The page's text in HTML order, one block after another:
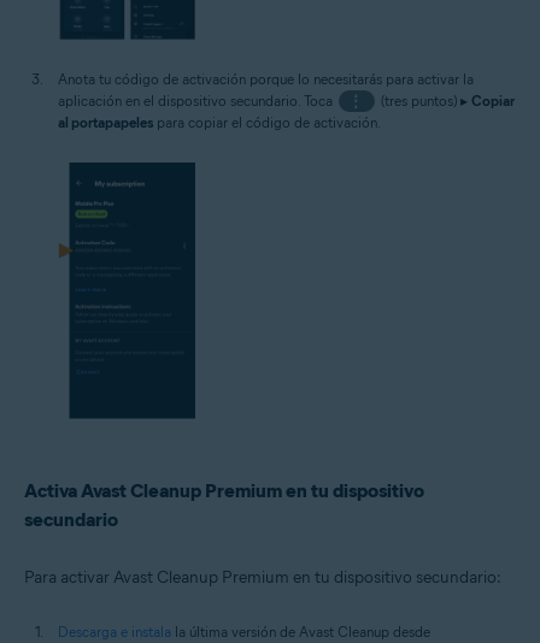
Anota tu código de activación porque lo necesitarás para activar la
aplicación en el dispositivo secundario. Toca
⋮ (tres puntos) ▸ Copiar
al portapapeles para copiar el código de activación.
Activa Avast Cleanup Premium en tu dispositivo
secundario
Para activar Avast Cleanup Premium en tu dispositivo secundario:
Descarga e instala la última versión de Avast Cleanup desde